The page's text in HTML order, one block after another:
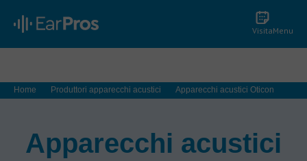
VisitaMenu
Home Produttori apparecchi acustici Apparecchi acustici Oticon
Apparecchi acustici